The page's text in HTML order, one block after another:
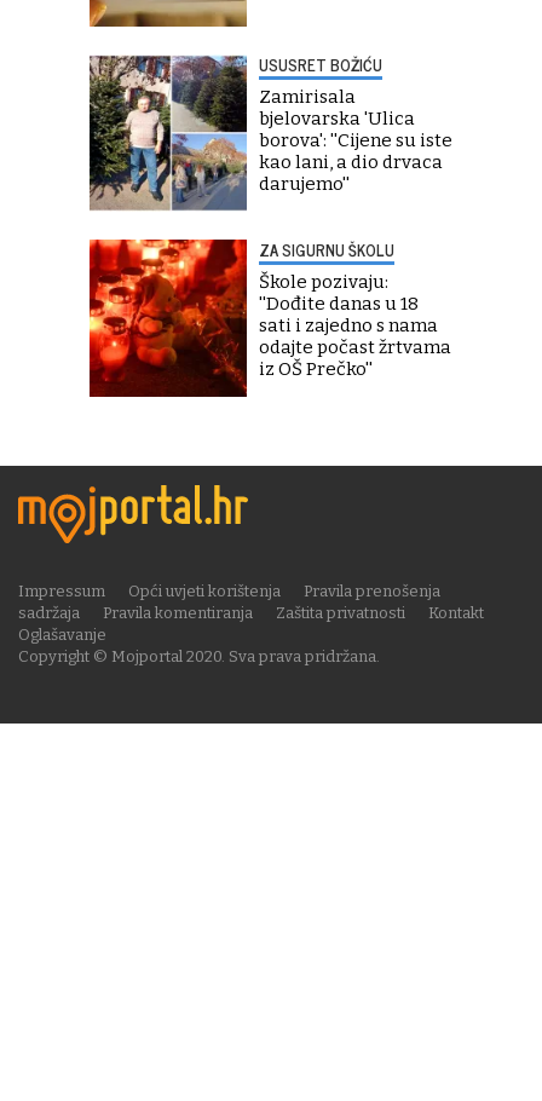
USUSRET BOŽIĆU
Zamirisala
bjelovarska 'Ulica
borova': ''Cijene su iste
kao lani, a dio drvaca
darujemo''
ZA SIGURNU ŠKOLU
Škole pozivaju:
''Dođite danas u 18
sati i zajedno s nama
odajte počast žrtvama
iz OŠ Prečko''
Copyright © Mojportal 2020. Sva prava pridržana.
Impressum Opći uvjeti korištenja
Pravila prenošenja
sadržaja
Pravila komentiranja Zaštita privatnosti
Kontakt
Oglašavanje